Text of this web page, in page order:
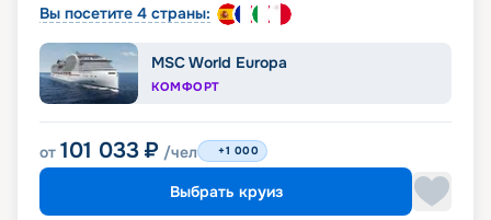
Вы посетите 4 страны:
MSC World Europa
КОМФОРТ
от 101 033 ₽ /чел +1 000
Выбрать круиз